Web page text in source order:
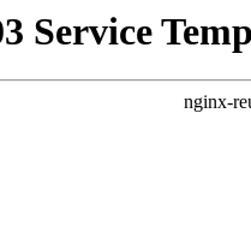
Service
nginx-